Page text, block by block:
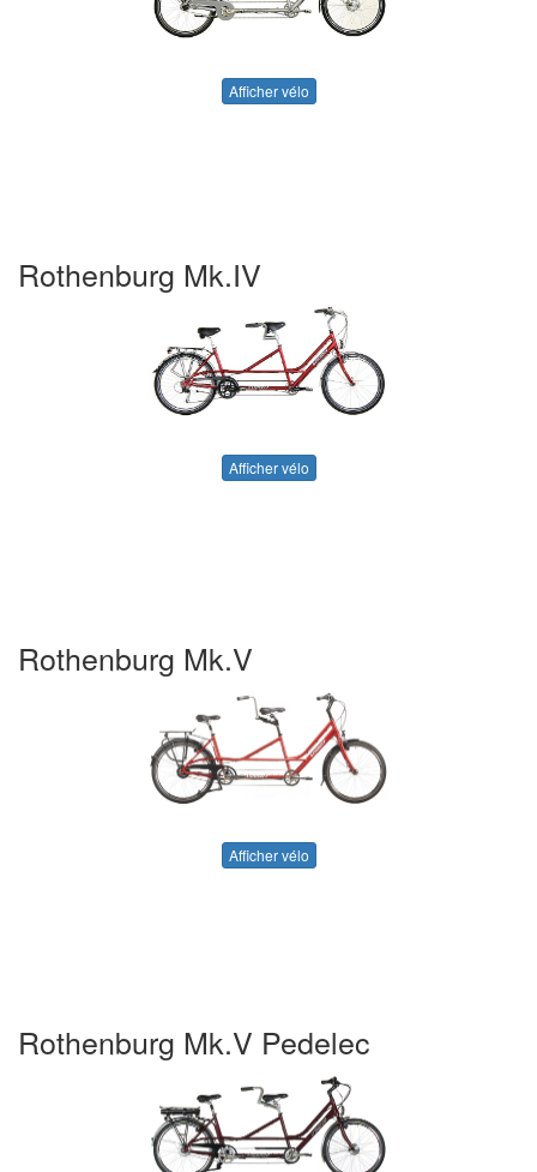
Afficher vélo
Rothenburg Mk.IV
Afficher vélo
Rothenburg Mk.V
Afficher vélo
Rothenburg Mk.V Pedelec